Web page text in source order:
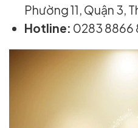
Phường 11, Quận 3,
Hotline: 0283 8866